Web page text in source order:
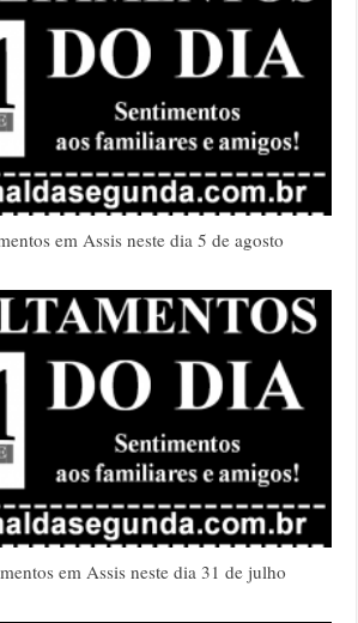
em Assis neste dia 5 de agosto
em Assis neste dia 31 de julho